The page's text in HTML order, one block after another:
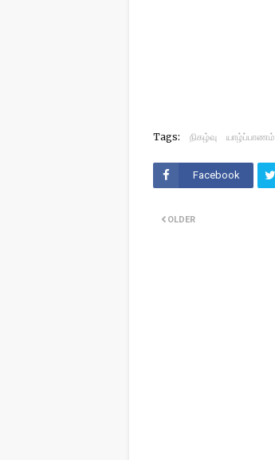
Tags: நிகழ்வு யாழ்ப்பாணம்
Facebook
OLDER